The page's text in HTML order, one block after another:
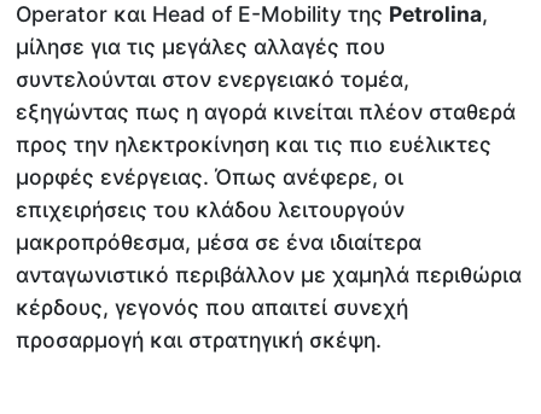
Operator και Head of E-Mobility της Petrolina,
μίλησε για τις μεγάλες αλλαγές που
συντελούνται στον ενεργειακό τομέα,
εξηγώντας πως η αγορά κινείται πλέον σταθερά
προς την ηλεκτροκίνηση και τις πιο ευέλικτες
μορφές ενέργειας. Όπως ανέφερε, οι
επιχειρήσεις του κλάδου λειτουργούν
μακροπρόθεσμα, μέσα σε ένα ιδιαίτερα
ανταγωνιστικό περιβάλλον με χαμηλά περιθώρια
κέρδους, γεγονός που απαιτεί συνεχή
προσαρμογή και στρατηγική σκέψη.